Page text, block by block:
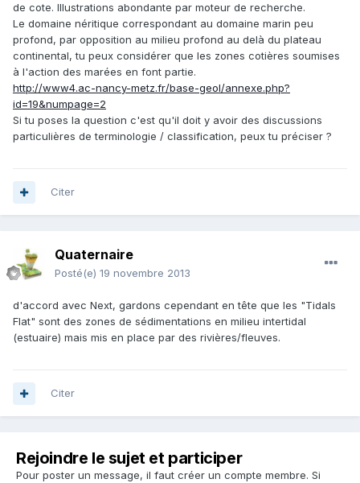
de cote. Illustrations abondante par moteur de recherche.
Le domaine néritique correspondant au domaine marin peu
profond, par opposition au milieu profond au delà du plateau
continental, tu peux considérer que les zones cotières soumises
à l'action des marées en font partie.
http://www4.ac-nancy-metz.fr/base-geol/annexe.php?
id=19&numpage=2
Si tu poses la question c'est qu'il doit y avoir des discussions
particulières de terminologie / classification, peux tu préciser ?
Citer
Quaternaire
Posté(e) 19 novembre 2013
d'accord avec Next, gardons cependant en tête que les "Tidals
Flat" sont des zones de sédimentations en milieu intertidal
(estuaire) mais mis en place par des rivières/fleuves.
Citer
Rejoindre le sujet et participer
Pour poster un message, il faut créer un compte membre. Si